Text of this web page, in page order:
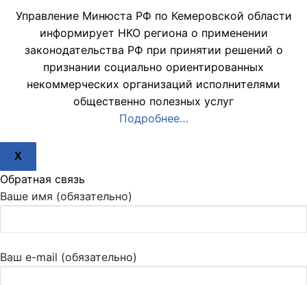
Управление Минюста РФ по Кемеровской области
информирует НКО региона о применении
законодательства РФ при принятии решений о
признании социально ориентированных
некоммерческих организаций исполнителями
общественно полезных услуг
Подробнее…
X
Обратная связь
Ваше имя (обязательно)
Ваш e-mail (обязательно)